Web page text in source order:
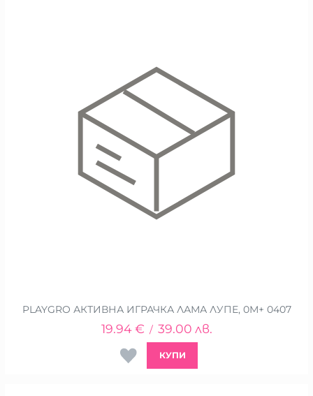
PLAYGRO АКТИВНА ИГРАЧКА ЛАМА ЛУПЕ, 0М+ 0407
19.94 € / 39.00 лв.
КУПИ